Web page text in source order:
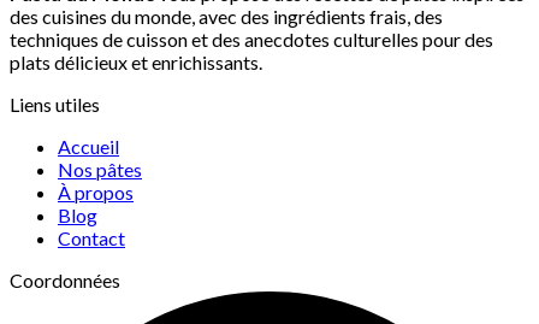
des cuisines du monde, avec des ingrédients frais, des
techniques de cuisson et des anecdotes culturelles pour des
plats délicieux et enrichissants.
Liens utiles
Accueil
Nos pâtes
À propos
Blog
Contact
Coordonnées